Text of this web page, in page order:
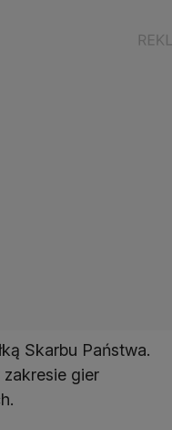
Skarbu Państwa.
gier